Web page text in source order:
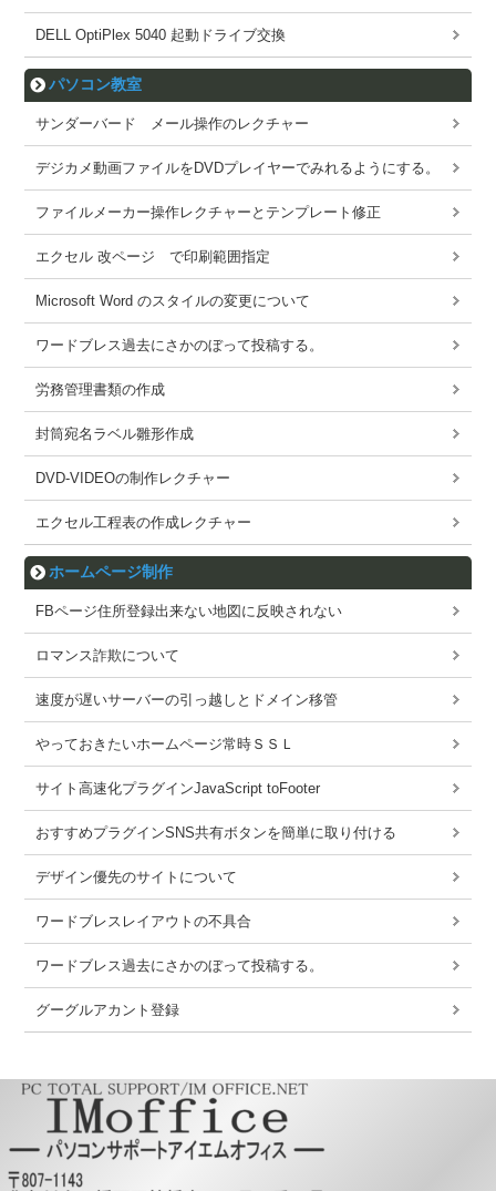
DELL OptiPlex 5040 起動ドライブ交換
パソコン教室
サンダーバード メール操作のレクチャー
デジカメ動画ファイルをDVDプレイヤーでみれるようにする。
ファイルメーカー操作レクチャーとテンプレート修正
エクセル 改ページ で印刷範囲指定
Microsoft Word のスタイルの変更について
ワードブレス過去にさかのぼって投稿する。
労務管理書類の作成
封筒宛名ラベル雛形作成
DVD-VIDEOの制作レクチャー
エクセル工程表の作成レクチャー
ホームページ制作
FBページ住所登録出来ない地図に反映されない
ロマンス詐欺について
速度が遅いサーバーの引っ越しとドメイン移管
やっておきたいホームページ常時ＳＳＬ
サイト高速化プラグインJavaScript toFooter
おすすめプラグインSNS共有ボタンを簡単に取り付ける
デザイン優先のサイトについて
ワードブレスレイアウトの不具合
ワードブレス過去にさかのぼって投稿する。
グーグルアカント登録